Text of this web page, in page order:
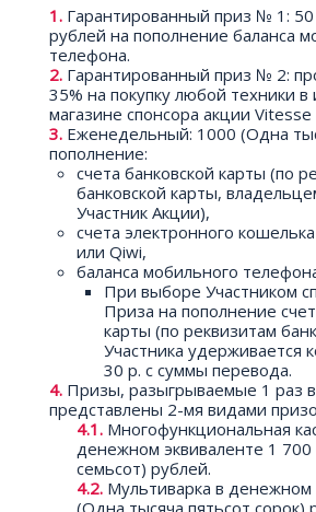
Гарантированный приз № 1:
рублей на пополнение баланса
телефона.
Гарантированный приз № 2:
35% на покупку любой техники в
магазине спонсора акции
Еженедельный: 1000 (Одна
пополнение:
счета банковской карты (по
банковской карты,
Участник Акции),
счета электронного
или Qiwi,
баланса мобильного
При выборе Участником
Приза на пополнение
карты (по реквизитам
Участника удерживается
30 р. с суммы перевода.
Призы, разыгрываемые 1 раз
представлены 2-мя видами
Многофункциональная
денежном эквиваленте 1
семьсот) рублей.
Мультиварка в денежном
(Одна тысяча пятьсот сорок)